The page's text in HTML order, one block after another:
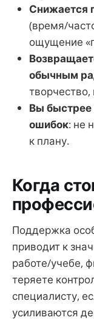
Снижается
(время/
ощущение
обычным
Вы быстрее
ошибок: не
к плану.
Когда
Поддержка
приводит к
работе/учебе,
теряете
специалисту,
усиливаются